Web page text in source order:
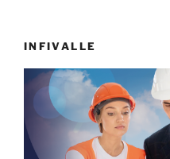
INFIVALLE